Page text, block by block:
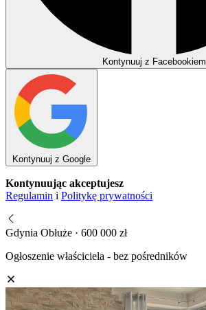
Kontynuuj z Facebookiem
Kontynuuj z Google
Kontynuując akceptujesz
Regulamin i Politykę prywatności
Gdynia Obłuże · 600 000 zł
Ogłoszenie właściciela - bez pośredników